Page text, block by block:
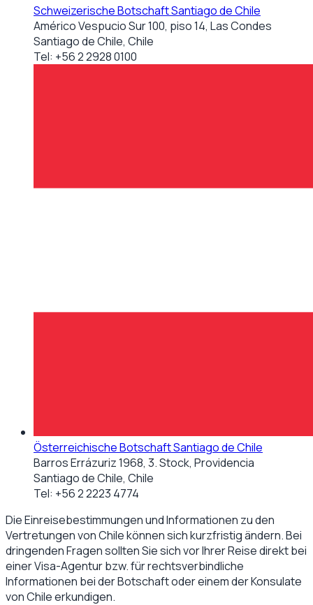
Schweizerische Botschaft Santiago de Chile
Américo Vespucio Sur 100, piso 14, Las Condes
Santiago de Chile, Chile
Tel: +56 2 2928 0100
Österreichische Botschaft Santiago de Chile
Barros Errázuriz 1968, 3. Stock, Providencia
Santiago de Chile, Chile
Tel: +56 2 2223 4774
Die Einreisebestimmungen und Informationen zu den
Vertretungen vonChilekönnen sich kurzfristig ändern. Bei
dringenden Fragen sollten Sie sich vor Ihrer Reise direkt bei
einer Visa-Agentur bzw. für rechtsverbindliche
Informationen bei der Botschaft oder einem der Konsulate
vonChileerkundigen.